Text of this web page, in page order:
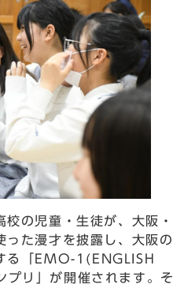
の児童・生徒が、大阪・
った漫才を披露し、大阪の
る「EMO-1(ENGLISH
リ」が開催されます。そ